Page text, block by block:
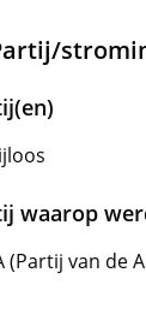
waarop
(Partij van de